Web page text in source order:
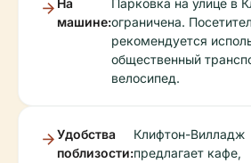
На
машине:
Парковка на улице в
ограничена.
рекомендуется
общественный
велосипед.
Удобства
поблизости:
Клифтон-Вилладж
предлагает кафе,